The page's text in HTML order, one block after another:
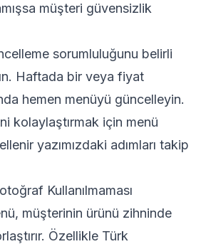
müşteri güvensizlik
sorumluluğunu belirli
Haftada bir veya fiyat
hemen menüyü güncelleyin.
kolaylaştırmak için menü
yazımızdaki adımları takip
Kullanılmaması
müşterinin ürünü zihninde
Özellikle Türk